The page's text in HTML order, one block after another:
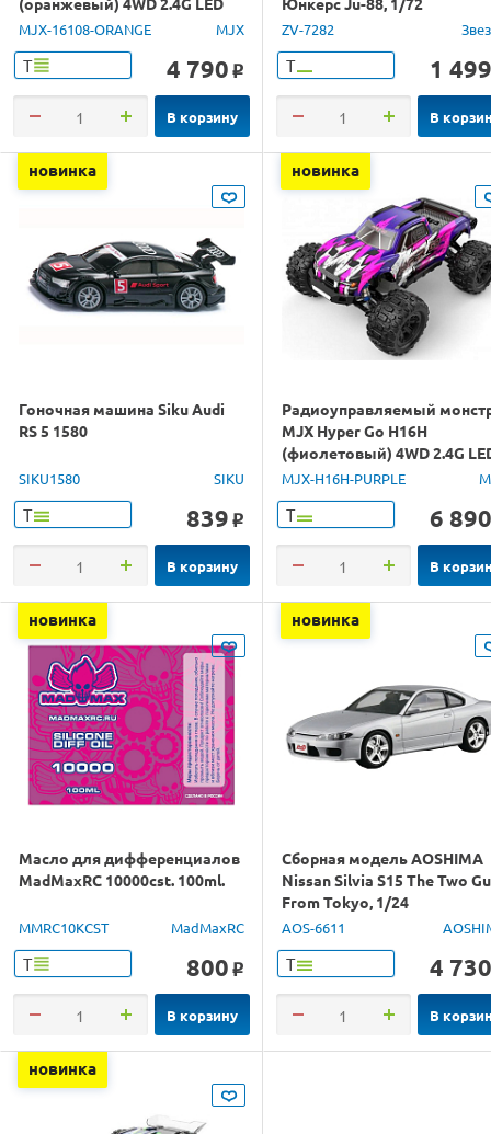
1/16 RTR
MJX-16108-ORANGE MJX
Т 4 790 o
В корзину
ZV-7282
Т 1 499
В
новинка
Гоночная машина Siku Audi
RS 5 1580
SIKU1580 SIKU
Т 839 o
В корзину
новинка
Радиоуправляемый
MJX Hyper Go H16H
(фиолетовый) 4WD 2.4G
GPS 1/16 RTR
MJX-H16H-PURPLE
Т 6 890
В
новинка
Масло для дифференциалов
MadMaxRC 10000cst. 100ml.
MMRC10KCST MadMaxRC
Т 800 o
В корзину
новинка
Сборная модель AOSHIMA
Nissan Silvia S15 The Two
From Tokyo, 1/24
AOS-6611
Т 4 730
В
новинка